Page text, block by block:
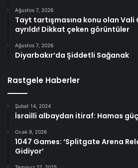
Ağustos 7, 2026
Tayt tartışmasına konu olan Vali
ayrıldı! Dikkat çeken görüntüler
Ağustos 7, 2026
Diyarbakır’da Şiddetli Sağanak
Rastgele Haberler
Şubat 14, 2024
İsrailli albaydan itiraf: Hamas
Ocak 9, 2026
1047 Games: ‘Splitgate Arena
Gidiyor’